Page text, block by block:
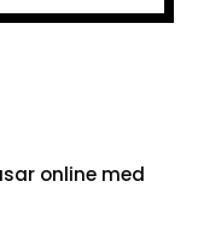
online med